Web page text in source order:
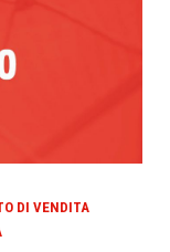
DI VENDITA